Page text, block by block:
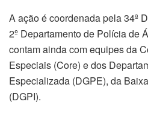
A ação é coordenada pela 34ª
2º Departamento de Polícia de
contam ainda com equipes da
Especiais (Core) e dos
Especializada (DGPE), da
(DGPI).